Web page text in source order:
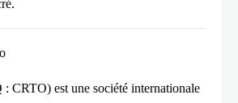
CRTO) est une société internationale